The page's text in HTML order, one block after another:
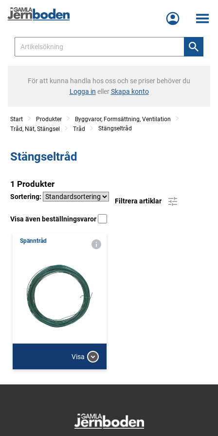
Meny
För att kunna handla hos oss och se priser behöver du
Logga in ellerSkapa konto
Start Produkter
Byggvaror, Formsättning, Ventilation
Tråd, Nät, Stängsel
Tråd Stängseltråd
Stängseltråd
1 Produkter
Sortering:
Filtrera artiklar
Visa även beställningsvaror
Spänntråd
Visa